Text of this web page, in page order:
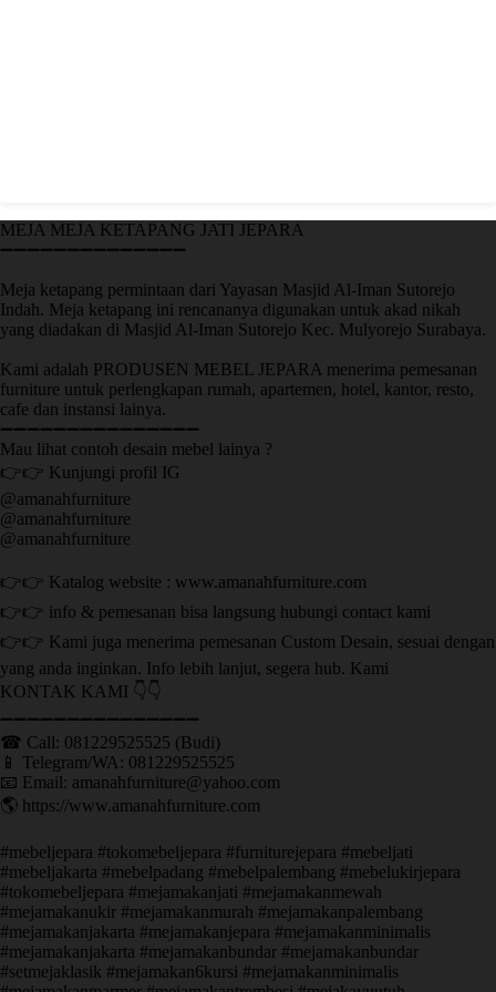
MEJA MEJA KETAPANG JATI JEPARA
➖➖➖➖➖➖➖➖➖➖➖➖➖➖
Meja ketapang permintaan dari Yayasan Masjid Al-Iman Sutorejo
Indah. Meja ketapang ini rencananya digunakan untuk akad nikah
yang diadakan di Masjid Al-Iman Sutorejo Kec. Mulyorejo Surabaya.
Kami adalah PRODUSEN MEBEL JEPARA menerima pemesanan
furniture untuk perlengkapan rumah, apartemen, hotel, kantor, resto,
cafe dan instansi lainya.
➖➖➖➖➖➖➖➖➖➖➖➖➖➖➖
Mau lihat contoh desain mebel lainya ?
👉👉 Kunjungi profil IG
@amanahfurniture
@amanahfurniture
@amanahfurniture
👉👉 Katalog website : www.amanahfurniture.com
👉👉 info & pemesanan bisa langsung hubungi contact kami
👉👉 Kami juga menerima pemesanan Custom Desain, sesuai dengan
yang anda inginkan. Info lebih lanjut, segera hub. Kami
KONTAK KAMI 👇👇
➖➖➖➖➖➖➖➖➖➖➖➖➖➖➖ ㅤ
☎ Call: 081229525525 (Budi)
📱 Telegram/WA: 081229525525
📧 Email: amanahfurniture@yahoo.com
🌎 https://www.amanahfurniture.com
#mebeljepara #tokomebeljepara #furniturejepara #mebeljati
#mebeljakarta #mebelpadang #mebelpalembang #mebelukirjepara
#tokomebeljepara #mejamakanjati #mejamakanmewah
#mejamakanukir #mejamakanmurah #mejamakanpalembang
#mejamakanjakarta #mejamakanjepara #mejamakanminimalis
#mejamakanjakarta #mejamakanbundar #mejamakanbundar
#setmejaklasik #mejamakan6kursi #mejamakanminimalis